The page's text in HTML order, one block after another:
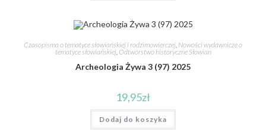
Czasopisma o tematyce słowiańskiej i rodzimowierczej, Nowości wydawnicze o
tematyce słowiańskiej, Odtwórstwo historyczne Słowian
Archeologia Żywa 3 (97) 2025
19,95zł
Dodaj do koszyka